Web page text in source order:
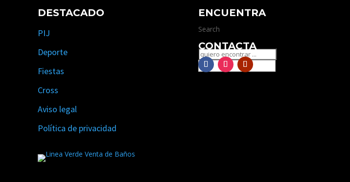
DESTACADO
PIJ
Deporte
Fiestas
Cross
Aviso legal
Política de privacidad
ENCUENTRA
Search
CONTACTA